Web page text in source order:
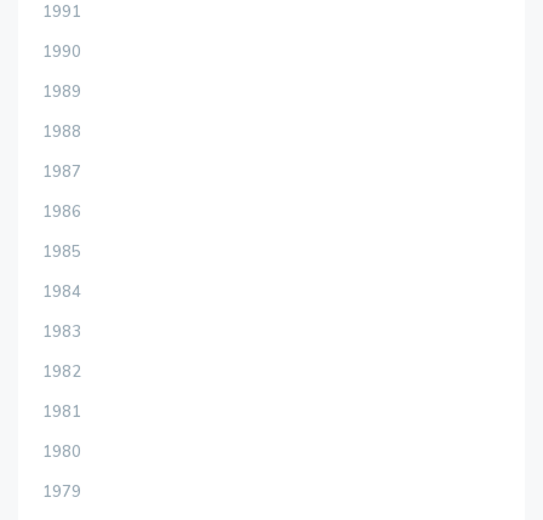
1991
1990
1989
1988
1987
1986
1985
1984
1983
1982
1981
1980
1979